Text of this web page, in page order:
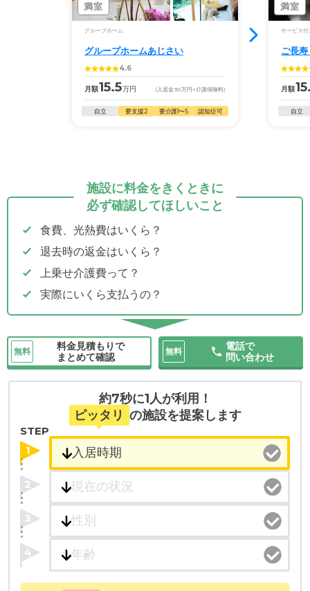
満室
グループホーム
グループホームあじさい
4.6
月額15.5万円 (入居金30万円 +介護保険料)
自立 要支援2 要介護1〜5 認知症可
満室
サービス付
ご長
月額
自立
施設に料金をきくときに
必ず確認してほしいこと
食費、光熱費はいくら？
退去時の返金はいくら？
上乗せ介護費って？
実際にいくら支払うの？
無料
料金見積もりで
まとめて確認
無料
電話で
問い合わせ
約7秒に1人が利用！
ピッタリ の施設を提案します
STEP
1
2
3
4